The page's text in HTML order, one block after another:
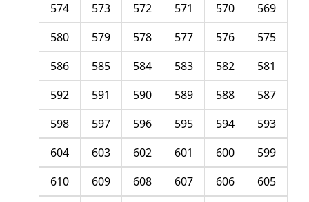
569
570
571
572
573
574
575
576
577
578
579
580
581
582
583
584
585
586
587
588
589
590
591
592
593
594
595
596
597
598
599
600
601
602
603
604
605
606
607
608
609
610